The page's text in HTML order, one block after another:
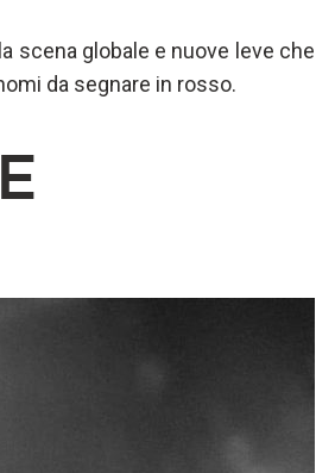
scena globale e nuove leve che
da segnare in rosso.